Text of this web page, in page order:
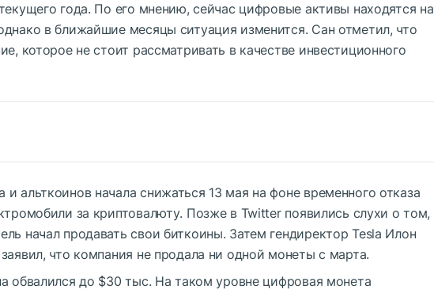
года. По его мнению, сейчас цифровые активы находятся на
в ближайшие месяцы ситуация изменится. Сан отметил, что
которое не стоит рассматривать в качестве инвестиционного
и альткоинов начала снижаться 13 мая на фоне временного отказа
за криптовалюту. Позже в Twitter появились слухи о том,
начал продавать свои биткоины. Затем гендиректор Tesla Илон
что компания не продала ни одной монеты с марта.
обвалился до $30 тыс. На таком уровне цифровая монета